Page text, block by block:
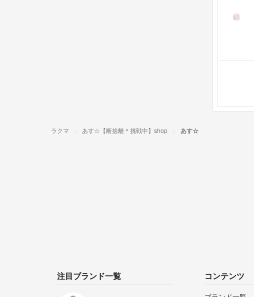
ラクマ あす☆【断捨離＊挑戦中】shop あす☆
注目ブランド一覧 コンテンツ